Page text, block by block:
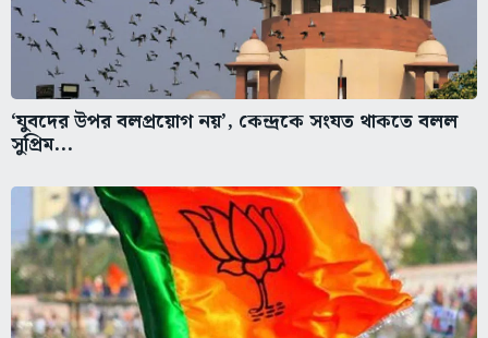
‘যুবদের উপর বলপ্রয়োগ নয়’, কেন্দ্রকে সংযত থাকতে বলল
সুপ্রিম...